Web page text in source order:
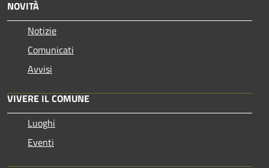
NOVITÀ
Notizie
Comunicati
Avvisi
VIVERE IL COMUNE
Luoghi
Eventi